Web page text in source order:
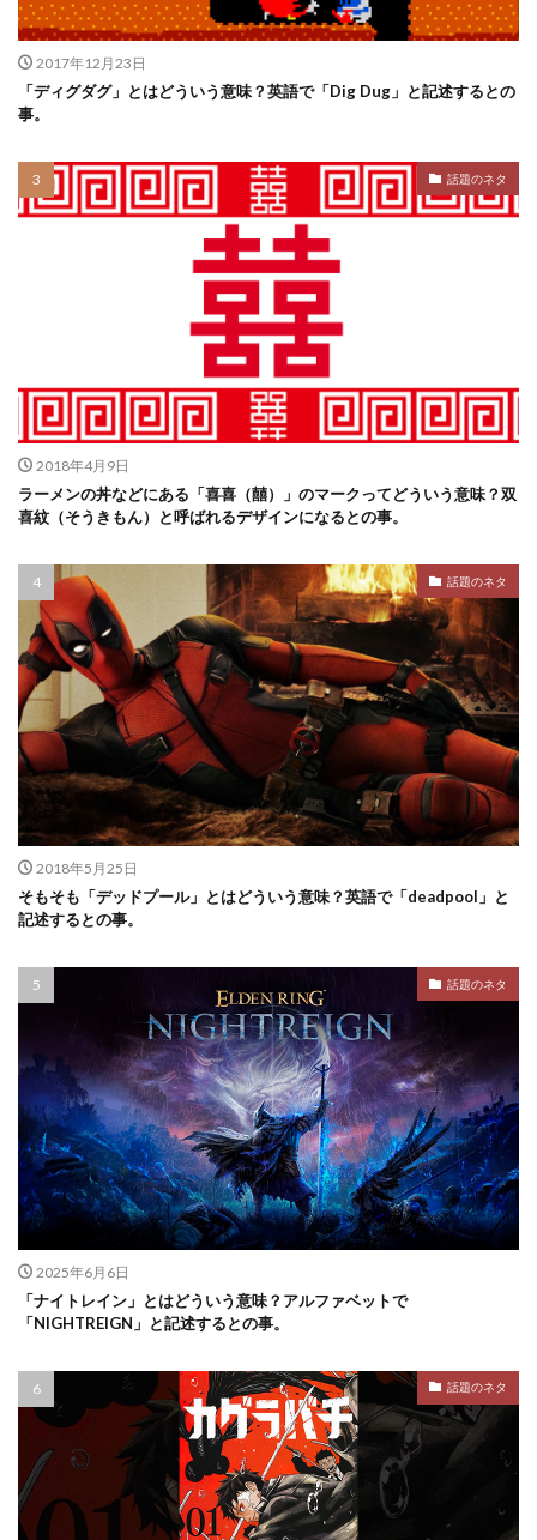
2017年12月23日
「ディグダグ」とはどういう意味？英語で「Dig Dug」と記述するとの
事。
話題のネタ
2018年4月9日
ラーメンの丼などにある「喜喜（囍）」のマークってどういう意味？双
喜紋（そうきもん）と呼ばれるデザインになるとの事。
話題のネタ
2018年5月25日
そもそも「デッドプール」とはどういう意味？英語で「deadpool」と
記述するとの事。
話題のネタ
2025年6月6日
「ナイトレイン」とはどういう意味？アルファベットで
「NIGHTREIGN」と記述するとの事。
話題のネタ